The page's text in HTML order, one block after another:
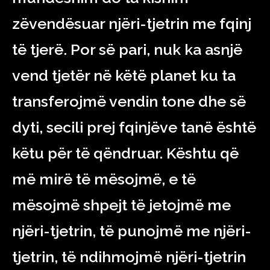
zëvendësuar njëri-tjetrin me fqinj
të tjerë. Por së pari, nuk ka asnjë
vend tjetër në këtë planet ku ta
transferojmë vendin tone dhe së
dyti, secili prej fqinjëve tanë është
këtu për të qëndruar. Kështu që
më mirë të mësojmë, e të
mësojmë shpejt të jetojmë me
njëri-tjetrin, të punojmë me njëri-
tjetrin, të ndihmojmë njëri-tjetrin